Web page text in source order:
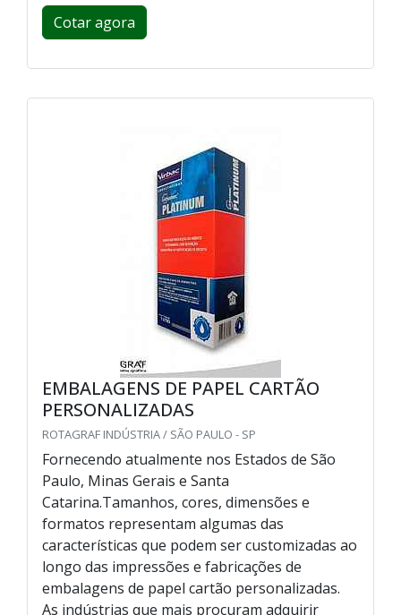
Cotar agora
EMBALAGENS DE PAPEL CARTÃO
PERSONALIZADAS
ROTAGRAF INDÚSTRIA / SÃO PAULO - SP
Fornecendo atualmente nos Estados de São
Paulo, Minas Gerais e Santa
Catarina.Tamanhos, cores, dimensões e
formatos representam algumas das
características que podem ser customizadas ao
longo das impressões e fabricações de
embalagens de papel cartão personalizadas.
As indústrias que mais procuram adquirir